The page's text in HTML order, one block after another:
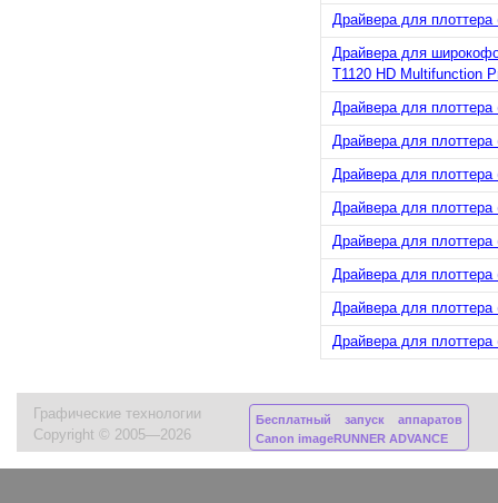
Драйвера для
Драйвера для
T1120 HD Multifunction
Драйвера для
Драйвера для
Драйвера для
Драйвера для
Драйвера для
Драйвера для
Драйвера для
Драйвера для
Графические технологии
Copyright © 2005—2026
Бесплатный запуск аппаратов
Canon imageRUNNER ADVANCE